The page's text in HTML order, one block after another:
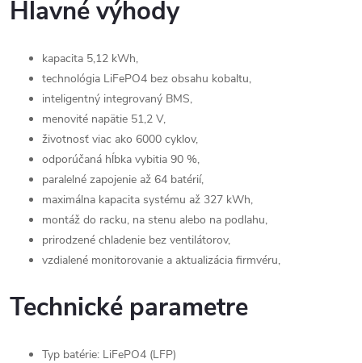
Hlavné výhody
kapacita 5,12 kWh,
technológia LiFePO4 bez obsahu kobaltu,
inteligentný integrovaný BMS,
menovité napätie 51,2 V,
životnosť viac ako 6000 cyklov,
odporúčaná hĺbka vybitia 90 %,
paralelné zapojenie až 64 batérií,
maximálna kapacita systému až 327 kWh,
montáž do racku, na stenu alebo na podlahu,
prirodzené chladenie bez ventilátorov,
vzdialené monitorovanie a aktualizácia firmvéru,
Technické parametre
Typ batérie: LiFePO4 (LFP)